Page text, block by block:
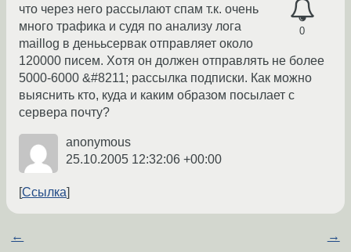
0
что через него рассылают спам т.к. очень
много трафика и судя по анализу лога
maillog в денььсервак отправляет около
120000 писем. Хотя он должен отправлять не более
5000-6000 &#8211; рассылка подписки. Как можно
выяснить кто, куда и каким образом посылает с
сервера почту?
anonymous
25.10.2005 12:32:06 +00:00
Ссылка
← →